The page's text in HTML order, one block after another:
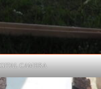
CAMERA